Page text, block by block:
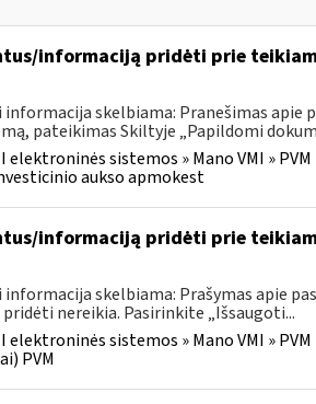
informaciją pridėti prie
informacija skelbiama: Pranešimas
pateikimas Skiltyje „Papildomi
elektroninės sistemos » Mano VMI »
aukso apmokest
informaciją pridėti prie
informacija skelbiama: Prašymas apie
nereikia. Pasirinkite „Išsaugoti...
elektroninės sistemos » Mano VMI »
PVM